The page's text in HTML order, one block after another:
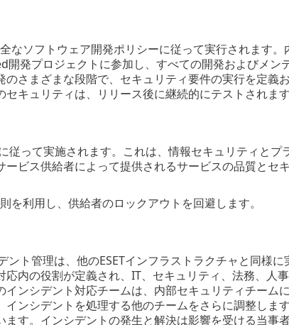
なソフトウェア開発ポリシーに従って実行されます。
発プロジェクトに参加し、すべての開発およびメン
さまざまな段階で、セキュリティ要件の実行を定義
キュリティは、リリース後に継続的にテストされます
従って実施されます。これは、情報セキュリティとプ
ビス供給者によって提供されるサービスの品質とセ
を利用し、供給者のロックアウトを回避します。
ト管理は、他のESETインフラストラクチャと同様に
内の役割が定義され、IT、セキュリティ、法務、人
ンシデント対応チームは、内部セキュリティチーム
ンシデントを処理する他のチームをさらに調整しま
す。インシデントの発生と解決は影響を受ける当事